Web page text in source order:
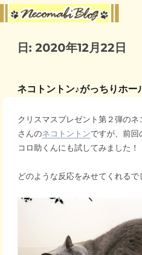
日:2020年12月22日
ネコトントン♪がっちりホー
クリスマスプレゼント第２弾のネ
さんのネコトントンですが、前回
コロ助くんにも試してみました！
どのような反応をみせてくれるで